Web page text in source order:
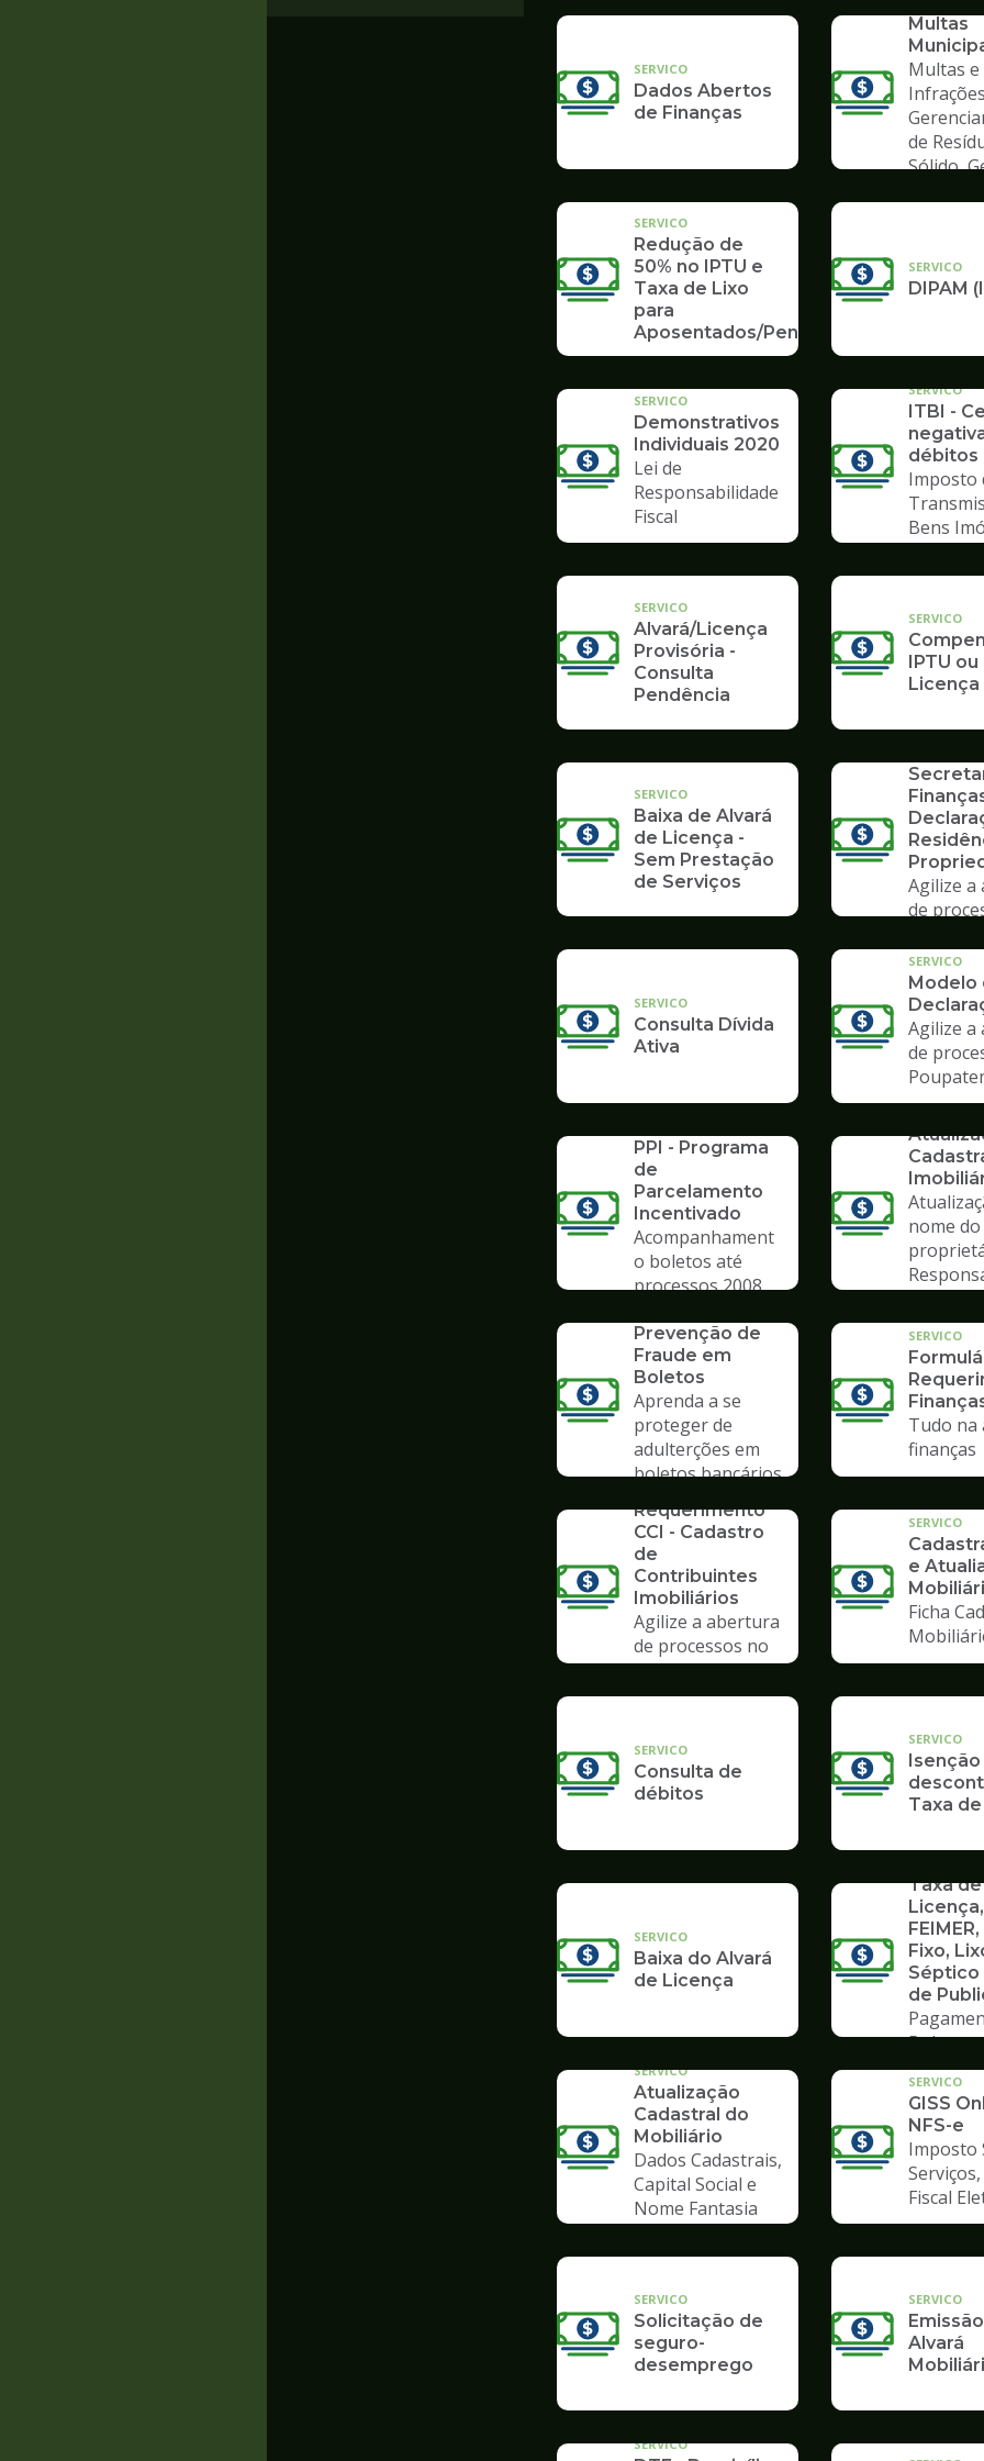
SERVICO
Dados Abertos
de Finanças
Multas
Multas e
de
Sólido,
SERVICO
Redução de
50% no IPTU e
Taxa de Lixo
para
Aposentados/Pensionistas
SERVICO
DIPAM
SERVICO
Demonstrativos
Individuais 2020
Lei de
Responsabilidade
Fiscal
SERVICO
ITBI -
débitos
Imposto
Bens
SERVICO
Alvará/Licença
Provisória -
Consulta
Pendência
SERVICO
IPTU
Licença
SERVICO
Baixa de Alvará
de Licença -
Sem Prestação
de Serviços
SERVICO
Agilize
de
SERVICO
Consulta Dívida
Ativa
SERVICO
Modelo
Agilize
de
PPI - Programa
de
Parcelamento
Incentivado
Acompanhament
o boletos até
processos 2008
nome do
Prevenção de
Fraude em
Boletos
Aprenda a se
proteger de
adulterções em
boletos bancários
SERVICO
Tudo na
finanças
Requerimento
CCI - Cadastro
de
Contribuintes
Imobiliários
Agilize a abertura
de processos no
Poupatempo
SERVICO
e
Ficha
SERVICO
Consulta de
débitos
SERVICO
Isenção
Taxa
SERVICO
Baixa do Alvará
de Licença
Taxa de
Licença,
Fixo,
Séptico
de
Boleto
SERVICO
Atualização
Cadastral do
Mobiliário
Dados Cadastrais,
Capital Social e
Nome Fantasia
SERVICO
GISS
NFS-e
Imposto
Fiscal
SERVICO
Solicitação de
seguro-
desemprego
SERVICO
Alvará
SERVICO